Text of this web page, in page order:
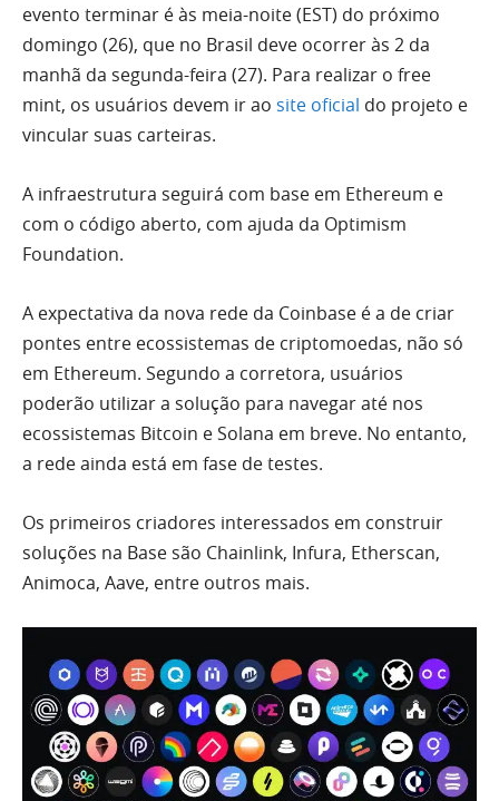
evento terminar é às meia-noite (EST) do próximo
domingo (26), que no Brasil deve ocorrer às 2 da
manhã da segunda-feira (27). Para realizar o free
mint, os usuários devem ir ao site oficial do projeto e
vincular suas carteiras.
A infraestrutura seguirá com base em Ethereum e
com o código aberto, com ajuda da Optimism
Foundation.
A expectativa da nova rede da Coinbase é a de criar
pontes entre ecossistemas de criptomoedas, não só
em Ethereum. Segundo a corretora, usuários
poderão utilizar a solução para navegar até nos
ecossistemas Bitcoin e Solana em breve. No entanto,
a rede ainda está em fase de testes.
Os primeiros criadores interessados em construir
soluções na Base são Chainlink, Infura, Etherscan,
Animoca, Aave, entre outros mais.